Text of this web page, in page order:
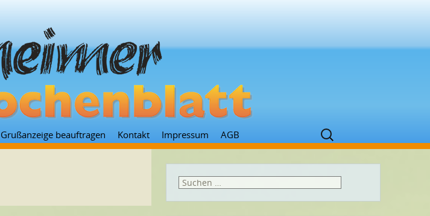
Zum
Inhalt
beauftragen Kontakt Impressum AGB
Suchen
nach:
Suchen